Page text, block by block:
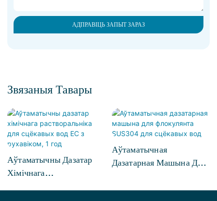
АДПРАВІЦЬ ЗАПЫТ ЗАРАЗ
Звязаныя Тавары
Аўтаматычны Дазатар
Хімічнага
Аўтаматычная
Дазатарная Машына Для
Сцёкавых Вод